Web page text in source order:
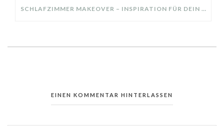
SCHLAFZIMMER MAKEOVER – INSPIRATION FÜR DEIN SCHLAFZIMMER: AUS ALT MACH NEU – HELL, GEMÜTLICH UND EINLADEND
EINEN KOMMENTAR HINTERLASSEN